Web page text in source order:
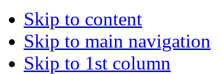
Skip to content
Skip to main navigation
Skip to 1st column